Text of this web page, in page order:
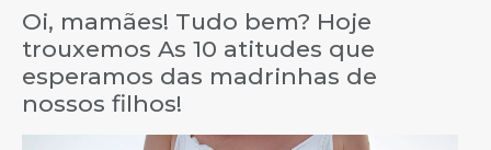
Oi, mamães! Tudo bem? Hoje
trouxemos As 10 atitudes que
esperamos das madrinhas de
nossos filhos!